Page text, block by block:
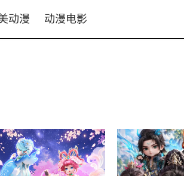
动漫 动漫电影